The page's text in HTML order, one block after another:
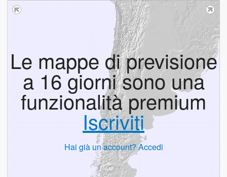
Le mappe di previsione
a 16 giorni sono una
funzionalità premium
Iscriviti
Hai già un account? Accedi